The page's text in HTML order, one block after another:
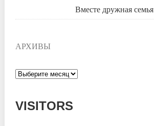
Вместе дружная семья
АРХИВЫ
Архивы
VISITORS